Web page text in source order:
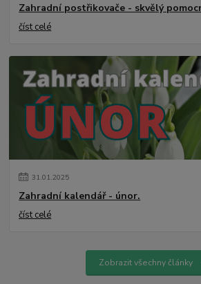
Zahradní postřikovače - skvělý
číst celé
31.01.2025
Zahradní kalendář - únor.
číst celé
Zobrazit všechny články